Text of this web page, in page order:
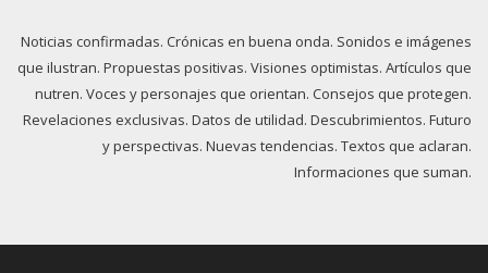
Noticias confirmadas. Crónicas en buena onda. Sonidos e imágenes
que ilustran. Propuestas positivas. Visiones optimistas. Artículos que
nutren. Voces y personajes que orientan. Consejos que protegen.
Revelaciones exclusivas. Datos de utilidad. Descubrimientos. Futuro
y perspectivas. Nuevas tendencias. Textos que aclaran.
Informaciones que suman.